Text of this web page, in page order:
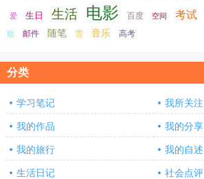
爱 生日 生活 电影 百度 空间 考试
歌 邮件 随笔 雪 音乐 高考
分类
学习笔记 我所关注
我的作品 我的分享
我的旅行 我的自述
生活日记 社会点评